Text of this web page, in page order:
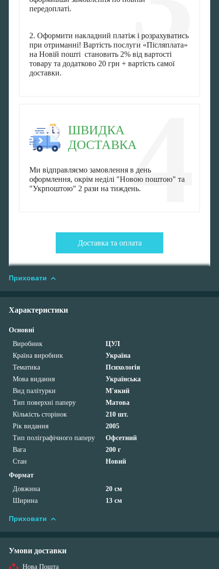
передоплаті.
2. Оформити накладний платіж і розрахуватись
при отриманні! Вартість послуги «Післяплата»
на Новій пошті становить 2% від вартості
товару та додатково 20 грн + вартість самої
доставки.
4
ШВИДКА
ДОСТАВКА
Ми відправляємо замовлення в день
оформлення, окрім неділі "Новою поштою" та
"Укрпоштою" 2 рази на тиждень.
Доставка та оплата
Приховати
Характеристики
Основні
Виробник
ЦУЛ
Країна виробник
Україна
Тематика
Психологія
Мова видання
Українська
Вид палітурки
М'який
Тип поверхні паперу
Матова
Кількість сторінок
210 шт.
Рік видання
2005
Тип поліграфічного паперу
Офсетний
Вага
200 г
Стан
Новий
Формат
Довжина
20 см
Ширина
13 см
Приховати
Умови доставки
Нова Пошта